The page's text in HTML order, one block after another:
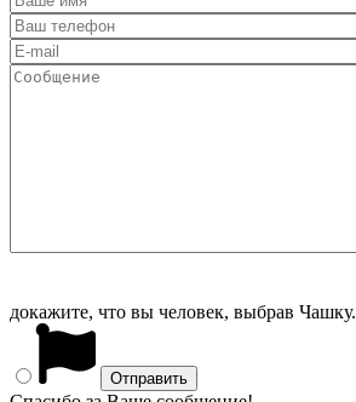
докажите, что вы человек, выбрав Чашку.